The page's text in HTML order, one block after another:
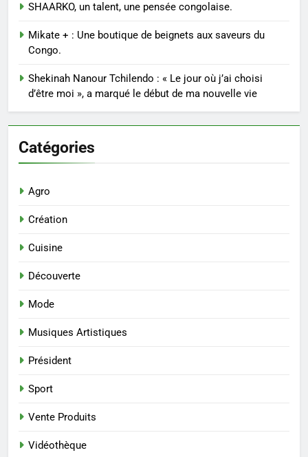
SHAARKO, un talent, une pensée congolaise.
Mikate + : Une boutique de beignets aux saveurs du
Congo.
Shekinah Nanour Tchilendo : « Le jour où j’ai choisi
d’être moi », a marqué le début de ma nouvelle vie
Catégories
Agro
Création
Cuisine
Découverte
Mode
Musiques Artistiques
Président
Sport
Vente Produits
Vidéothèque